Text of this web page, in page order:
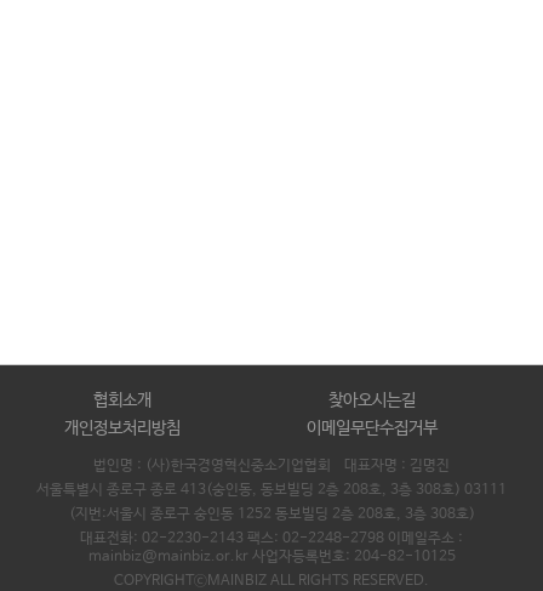
협회소개
찾아오시는길
개인정보처리방침
이메일무단수집거부
법인명 : (사)한국경영혁신중소기업협회 대표자명 : 김명진
서울특별시 종로구 종로 413(숭인동, 동보빌딩 2층 208호, 3층 308호) 03111
(지번:서울시 종로구 숭인동 1252 동보빌딩 2층 208호, 3층 308호)
대표전화: 02-2230-2143 팩스: 02-2248-2798 이메일주소 :
mainbiz@mainbiz.or.kr 사업자등록번호: 204-82-10125
COPYRIGHTⓒMAINBIZ ALL RIGHTS RESERVED.